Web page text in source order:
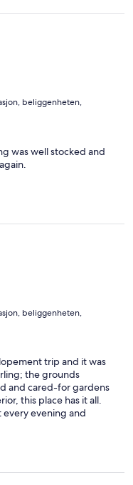
beliggenheten,
was well stocked and
beliggenheten,
trip and it was
the grounds
and cared-for gardens
this place has it all.
evening and
The fire-it is so lovely,
stocked with anything
made accessing
and she made it easy